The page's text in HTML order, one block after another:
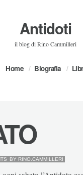
Antidoti
il blog di Rino Cammilleri
Home Biografia
BY RINO.CAMMILLERI